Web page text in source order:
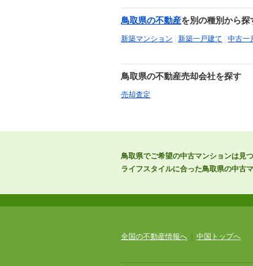
鳥取県の不動産を別の種別から探
新築マンション 新築一戸建て 中古一
鳥取県の不動産売却会社を探す
売却査定
鳥取県でご希望の中古マンションは見
ライフスタイルに合った鳥取県の中古
全国の不動産情報へ 中国トップへ